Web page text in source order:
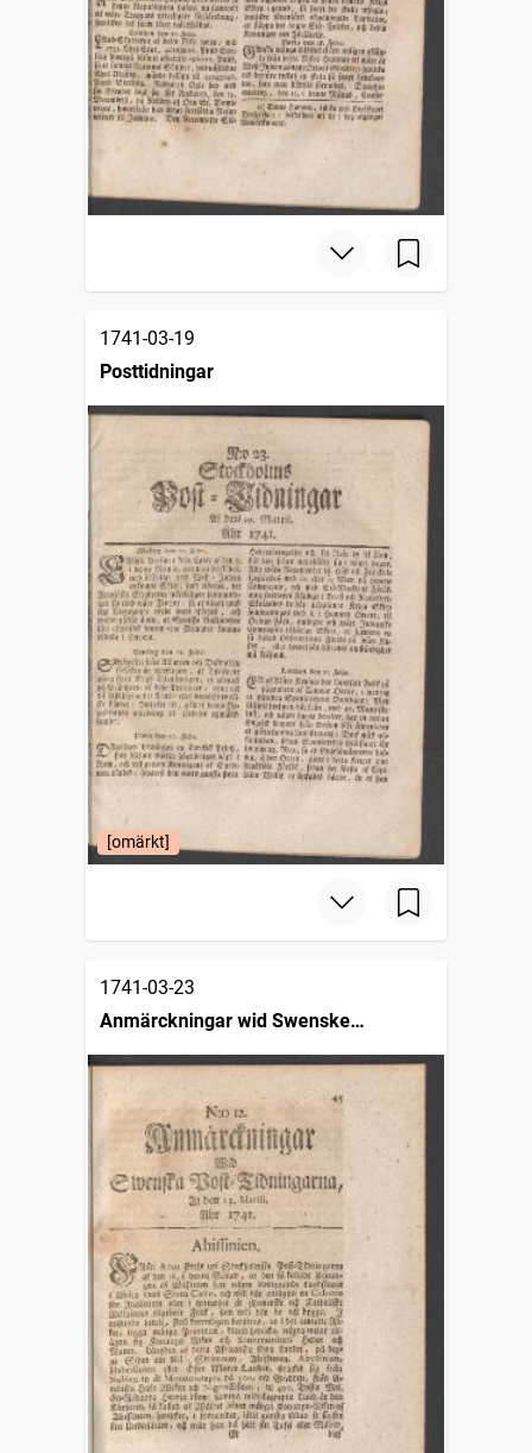
1741-03-19
Posttidningar
[omärkt]
1741-03-23
Anmärckningar wid Swenske
posttidningarne